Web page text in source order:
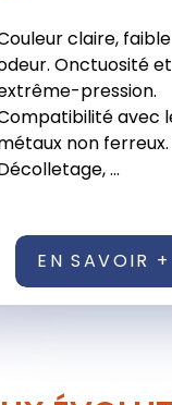
claire, faible
Onctuosité et
pression.
avec
non ferreux.
...
EN SAVOIR +